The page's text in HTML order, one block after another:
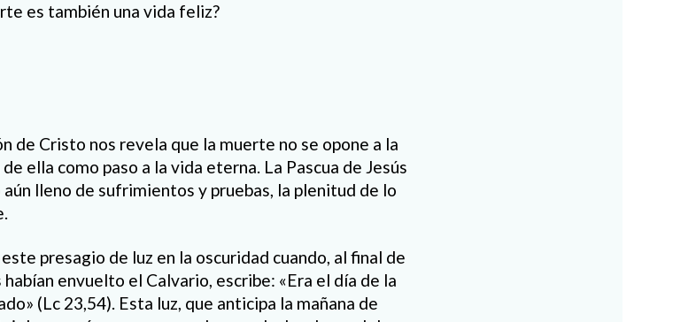
es también una vida feliz?
de Cristo nos revela que la muerte no se opone a la
ella como paso a la vida eterna. La Pascua de Jesús
lleno de sufrimientos y pruebas, la plenitud de lo
presagio de luz en la oscuridad cuando, al final de
envuelto el Calvario, escribe: «Era el día de la
(Lc 23,54). Esta luz, que anticipa la mañana de